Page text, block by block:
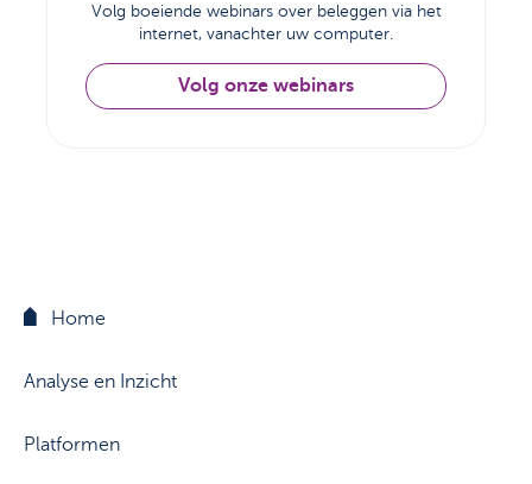
Volg boeiende webinars over beleggen via het
internet, vanachter uw computer.
Volg onze webinars
Home
Analyse en Inzicht
Platformen